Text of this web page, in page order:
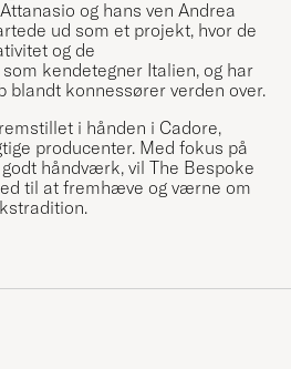
og hans ven Andrea
ud som et projekt, hvor de
og de
kendetegner Italien, og har
blandt konnessører verden over.
i hånden i Cadore,
producenter. Med fokus på
håndværk, vil The Bespoke
til at fremhæve og værne om
.